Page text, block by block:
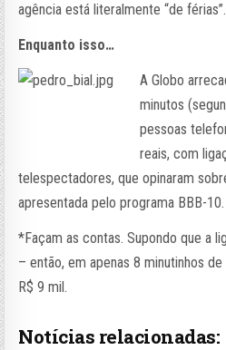
agência está literalmente “de férias”.
Enquanto isso…
A Globo
minutos
pessoas
reais, com
telespectadores, que opinaram
apresentada pelo programa BBB-10.
*Façam as contas. Supondo que a
– então, em apenas 8 minutinhos
R$ 9 mil.
Notícias relacionadas: